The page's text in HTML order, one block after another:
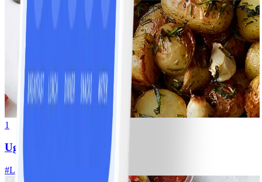
1
Ugnsrostad potatis
#Lätt